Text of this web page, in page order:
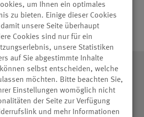
Testergebnisse
um Ihnen ein optimales
zu bieten. Einige dieser Cookies
unsere Seite überhaupt
Cookies sind nur für ein
unsere Statistiken
auf Sie abgestimmte Inhalte
selbst entscheiden, welche
möchten. Bitte beachten Sie,
Einstellungen womöglich nicht
der Seite zur Verfügung
und mehr Informationen